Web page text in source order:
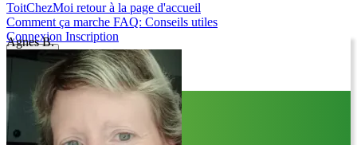
ToitChezMoi retour à la page d'accueil
Comment ça marche FAQ: Conseils utiles
Connexion Inscription
Agnes B.